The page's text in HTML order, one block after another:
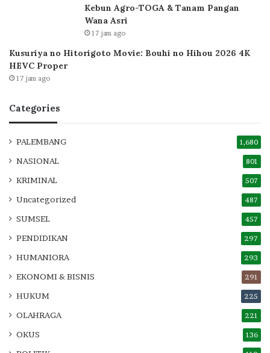
Kebun Agro-TOGA & Tanam Pangan
Wana Asri
17 jam ago
Kusuriya no Hitorigoto Movie: Bouhi no Hihou 2026 4K
HEVC Proper
17 jam ago
Categories
PALEMBANG 1,680
NASIONAL 801
KRIMINAL 507
Uncategorized 487
SUMSEL 457
PENDIDIKAN 297
HUMANIORA 293
EKONOMI & BISNIS 291
HUKUM 225
OLAHRAGA 221
OKUS 136